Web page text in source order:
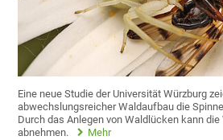
Eine neue Studie der Universität Würzburg
abwechslungsreicher Waldaufbau die
Durch das Anlegen von Waldlücken kann
abnehmen.
Mehr